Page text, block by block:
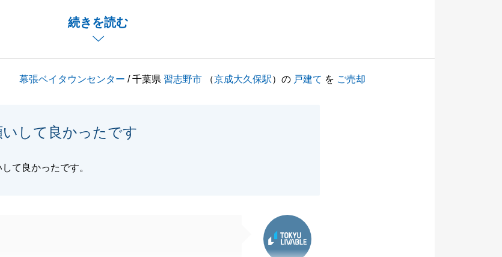
続きを読む
現在に至るまでの歴史を丁寧に説明してください
せ。幕張ベイタウンセンター / 千葉県 習志野市 （京成大久保駅）の 戸建て を ご売却
いして良かったです
て良かったです。